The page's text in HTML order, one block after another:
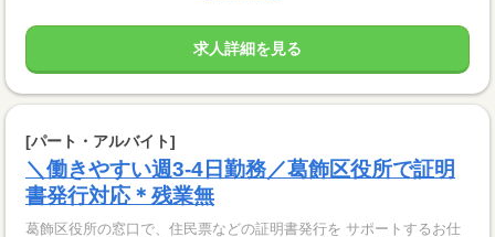
求人詳細を見る
[パート・アルバイト]
＼働きやすい週3-4日勤務／葛飾区役所で証明
書発行対応＊残業無
葛飾区役所の窓口で、住民票などの証明書発行を サポートするお仕